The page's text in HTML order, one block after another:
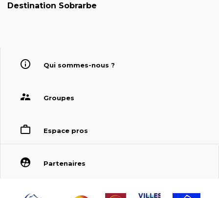
Destination Sobrarbe
Qui sommes-nous ?
Groupes
Espace pros
Partenaires